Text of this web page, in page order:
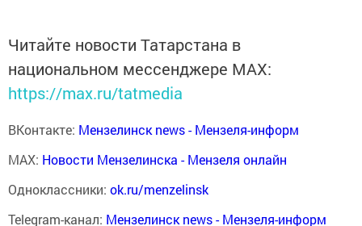
Читайте новости Татарстана в
национальном мессенджере MАХ:
https://max.ru/tatmedia
ВКонтакте: Мензелинск news - Мензеля-информ
MAX: Новости Мензелинска - Мензеля онлайн
Одноклассники: ok.ru/menzelinsk
Telegram-канал: Мензелинск news - Мензеля-информ